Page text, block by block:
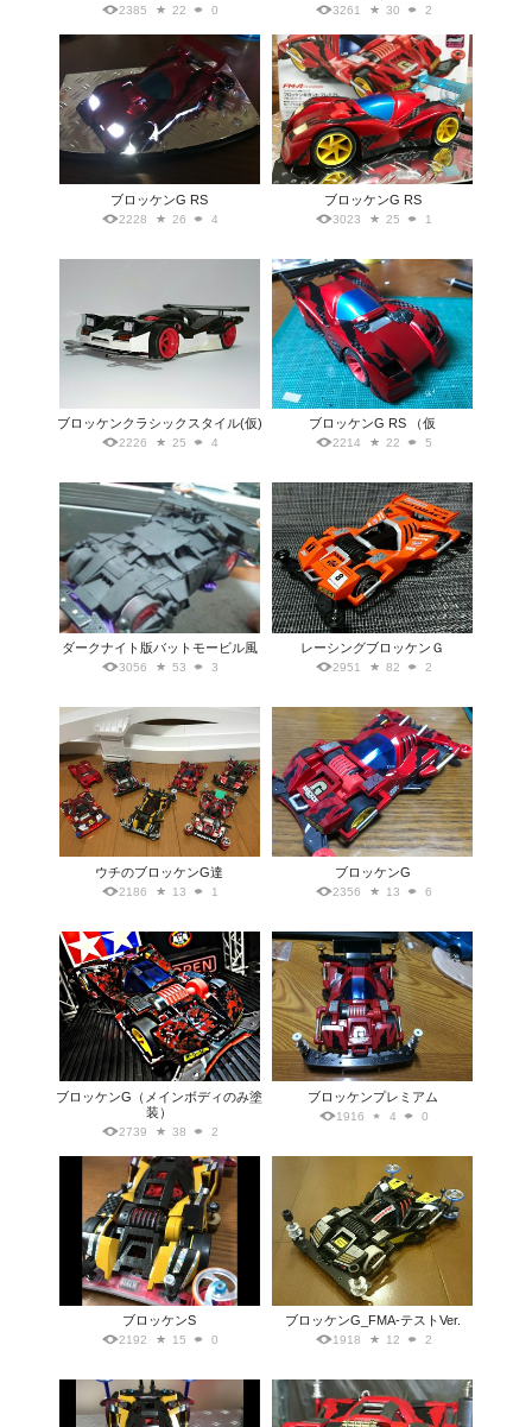
2385 22 0 3261 30 2
ブロッケンG RS
2228 26 4
ブロッケンG RS
3023 25 1
ブロッケンクラシックスタイル(仮)
2226 25 4
ブロッケンG RS （仮
2214 22 5
ダークナイト版バットモービル風
3056 53 3
レーシングブロッケンＧ
2951 82 2
ウチのブロッケンG達
2186 13 1
ブロッケンG
2356 13 6
ブロッケンG（メインボディのみ塗
装）
2739 38 2
ブロッケンプレミアム
1916 4 0
ブロッケンS
2192 15 0
ブロッケンG_FMA-テストVer.
1918 12 2